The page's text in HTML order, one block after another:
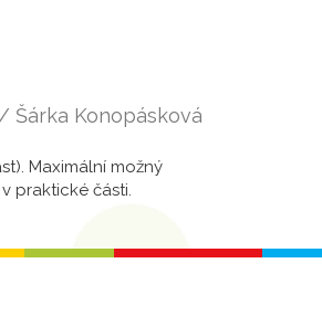
/ Šárka Konopásková
Maximální možný
praktické části.